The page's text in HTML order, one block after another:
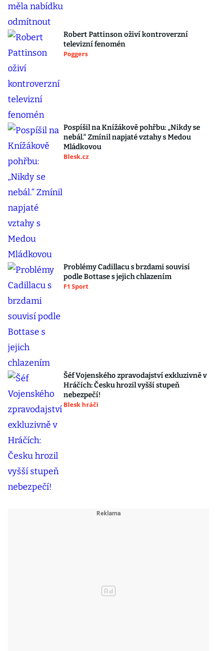
Robert Pattinson oživí kontroverzní
televizní fenomén
Poggers
Pospíšil na Knížákově pohřbu: „Nikdy se
nebál.“ Zmínil napjaté vztahy s Medou
Mládkovou
Blesk.cz
Problémy Cadillacu s brzdami souvisí
podle Bottase s jejich chlazením
F1 Sport
Šéf Vojenského zpravodajství exkluzivně v
Hráčích: Česku hrozil vyšší stupeň
nebezpečí!
Blesk hráči